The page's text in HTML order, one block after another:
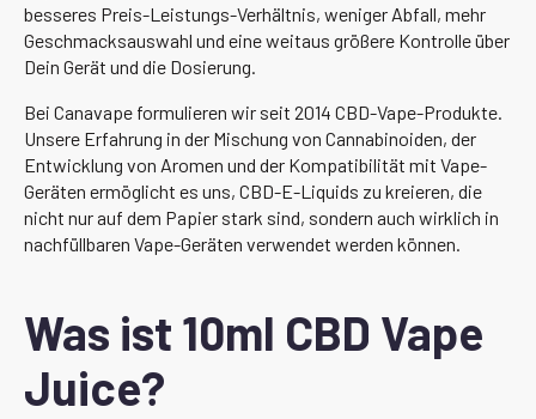
besseres Preis-Leistungs-Verhältnis, weniger Abfall, mehr
Geschmacksauswahl und eine weitaus größere Kontrolle über
Dein Gerät und die Dosierung.
Bei Canavape formulieren wir seit 2014 CBD-Vape-Produkte.
Unsere Erfahrung in der Mischung von Cannabinoiden, der
Entwicklung von Aromen und der Kompatibilität mit Vape-
Geräten ermöglicht es uns, CBD-E-Liquids zu kreieren, die
nicht nur auf dem Papier stark sind, sondern auch wirklich in
nachfüllbaren Vape-Geräten verwendet werden können.
Was ist 10ml CBD Vape
Juice?